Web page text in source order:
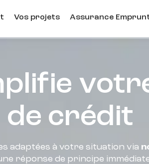
Vos projets Assurance
de crédit
adaptées à votre situation via
réponse de principe